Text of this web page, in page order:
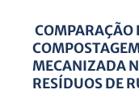
COMPARAÇÃO
MECANIZADA
RESÍDUOS DE